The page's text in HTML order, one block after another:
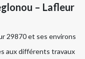
– Lafleur
29870 et ses environs
aux différents travaux